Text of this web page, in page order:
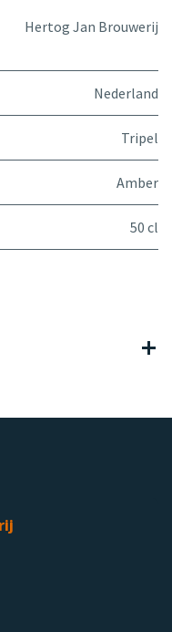
Hertog Jan Brouwerij
Nederland
Tripel
Amber
50 cl